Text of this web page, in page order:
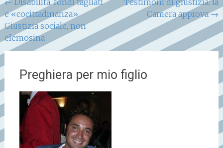
Navigazione
articoli
e «cocittadinanza».
Giustizia sociale, non
elemosina
Camera approva→
Preghiera per mio figlio